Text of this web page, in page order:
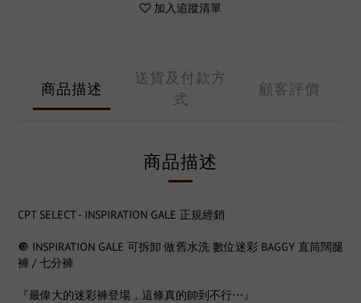
加入追蹤清單
商品描述
送貨及付款方
式
顧客評價
商品描述
CPT SELECT - INSPIRATION GALE 正規經銷
🔘 INSPIRATION GALE 可拆卸 做舊水洗 數位迷彩 BAGGY 直筒闊腿
褲 / 七分褲
『最偉大的迷彩褲登場，這條真的帥到不行⋯』